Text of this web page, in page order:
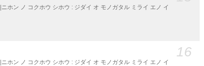
ホン ノ コクホウ シホウ : ジダイ オ モノガタル ミライ エノ イ
16
ホン ノ コクホウ シホウ : ジダイ オ モノガタル ミライ エノ イ